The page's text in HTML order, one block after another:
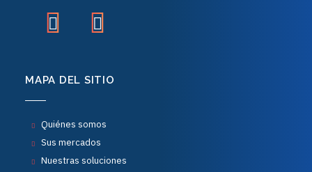
MAPA DEL SITIO
Quiénes somos
Sus mercados
Nuestras soluciones